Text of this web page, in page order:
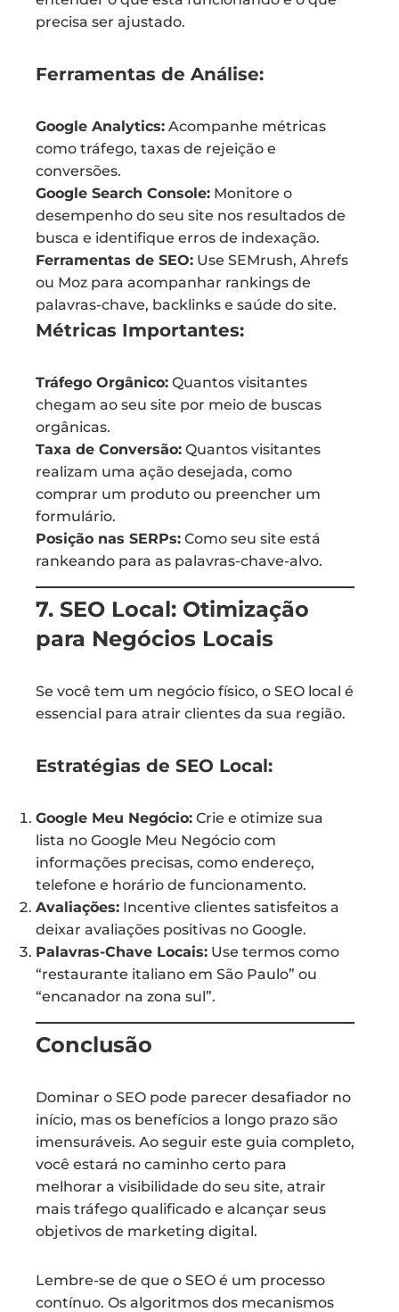
precisa ser ajustado.
Ferramentas de Análise:
Google Analytics: Acompanhe métricas
como tráfego, taxas de rejeição e
conversões.
Google Search Console: Monitore o
desempenho do seu site nos resultados de
busca e identifique erros de indexação.
Ferramentas de SEO: Use SEMrush, Ahrefs
ou Moz para acompanhar rankings de
palavras-chave, backlinks e saúde do site.
Métricas Importantes:
Tráfego Orgânico: Quantos visitantes
chegam ao seu site por meio de buscas
orgânicas.
Taxa de Conversão: Quantos visitantes
realizam uma ação desejada, como
comprar um produto ou preencher um
formulário.
Posição nas SERPs: Como seu site está
rankeando para as palavras-chave-alvo.
7. SEO Local: Otimização
para Negócios Locais
Se você tem um negócio físico, o SEO local é
essencial para atrair clientes da sua região.
Estratégias de SEO Local:
Google Meu Negócio: Crie e otimize sua
lista no Google Meu Negócio com
informações precisas, como endereço,
telefone e horário de funcionamento.
Avaliações: Incentive clientes satisfeitos a
deixar avaliações positivas no Google.
Palavras-Chave Locais: Use termos como
“restaurante italiano em São Paulo” ou
“encanador na zona sul”.
Conclusão
Dominar o SEO pode parecer desafiador no
início, mas os benefícios a longo prazo são
imensuráveis. Ao seguir este guia completo,
você estará no caminho certo para
melhorar a visibilidade do seu site, atrair
mais tráfego qualificado e alcançar seus
objetivos de marketing digital.
Lembre-se de que o SEO é um processo
contínuo. Os algoritmos dos mecanismos